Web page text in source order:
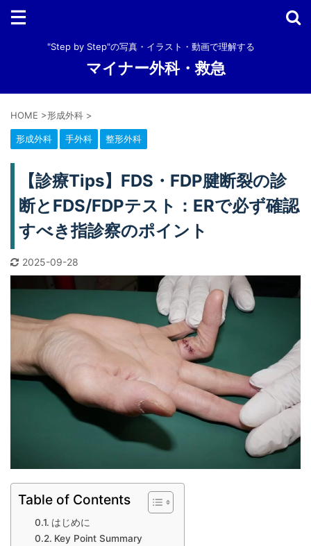
"Step by Step"の写真・イラスト・動画で理解する
マイナー外科・救急
HOME >形成外科 >
形成外科 手外科 整形外科
【診療Tips】FDS・FDP腱断裂の診
断とFDS/FDPテスト：ERで必ず確認
すべき指診察のポイント
2025-09-28
Table of Contents
はじめに
Key Point Summary